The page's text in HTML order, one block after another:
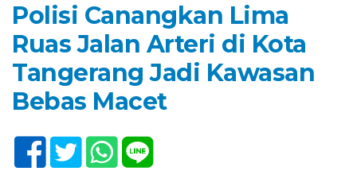
Polisi Canangkan Lima
Ruas Jalan Arteri di Kota
Tangerang Jadi Kawasan
Bebas Macet